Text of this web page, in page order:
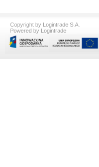
Copyright by Logintrade S.A.
Powered by Logintrade